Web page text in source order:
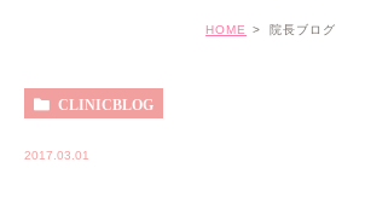
HOME 院長ブログ
CLINICBLOG
2017.03.01